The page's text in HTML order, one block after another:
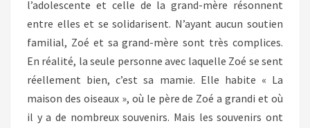
l’adolescente et celle de la grand-mère résonnent
entre elles et se solidarisent. N’ayant aucun soutien
familial, Zoé et sa grand-mère sont très complices.
En réalité, la seule personne avec laquelle Zoé se sent
réellement bien, c’est sa mamie. Elle habite « La
maison des oiseaux », où le père de Zoé a grandi et où
il y a de nombreux souvenirs. Mais les souvenirs ont